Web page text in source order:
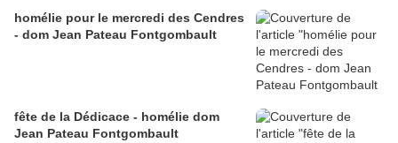
homélie pour le mercredi des Cendres
- dom Jean Pateau Fontgombault
fête de la Dédicace - homélie dom
Jean Pateau Fontgombault